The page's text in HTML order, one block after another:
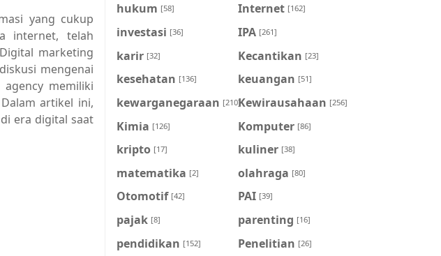
yang cukup
internet, telah
marketing
mengenai
memiliki
artikel ini,
era digital saat
hukum [58] Internet [162]
investasi [36] IPA [261]
karir [32] Kecantikan [23]
kesehatan [136] keuangan [51]
kewarganegaraan [210]Kewirausahaan [256]
Kimia [126] Komputer [86]
kripto [17] kuliner [38]
matematika [2] olahraga [80]
Otomotif [42] PAI [39]
pajak [8] parenting [16]
pendidikan [152] Penelitian [26]